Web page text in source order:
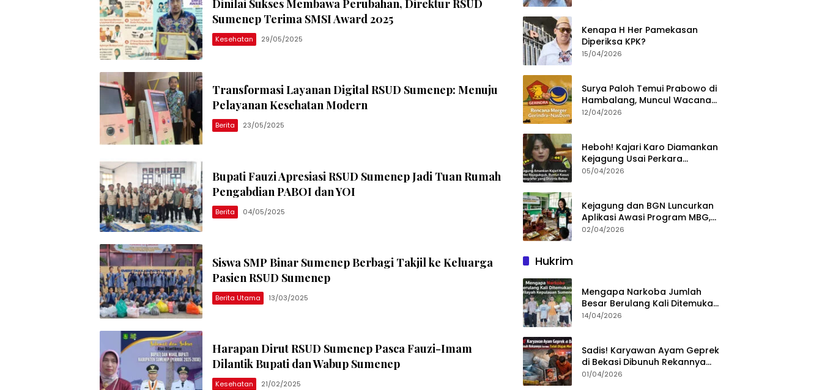
Dinilai Sukses Membawa Perubahan, Direktur RSUD
Sumenep Terima SMSI Award 2025
Kesehatan 29/05/2025
Transformasi Layanan Digital RSUD Sumenep: Menuju
Pelayanan Kesehatan Modern
Berita 23/05/2025
Bupati Fauzi Apresiasi RSUD Sumenep Jadi Tuan Rumah
Pengabdian PABOI dan YOI
Berita 04/05/2025
Siswa SMP Binar Sumenep Berbagi Takjil ke Keluarga
Pasien RSUD Sumenep
Berita Utama 13/03/2025
Harapan Dirut RSUD Sumenep Pasca Fauzi-Imam
Dilantik Bupati dan Wabup Sumenep
Kesehatan 21/02/2025
Kenapa H Her Pamekasan
Diperiksa KPK?
15/04/2026
Surya Paloh Temui Prabowo di
Hambalang, Muncul Wacana
Penggabungan NasDem dan
12/04/2026
Heboh! Kajari Karo Diamankan
Kejagung Usai Perkara
Videografer Divonis Bebas
05/04/2026
Kejagung dan BGN Luncurkan
Aplikasi Awasi Program MBG,
Begini Cara Lapornya
02/04/2026
Hukrim
Mengapa Narkoba Jumlah
Besar Berulang Kali Ditemukan
di Wilayah Kepulauan
14/04/2026
Sadis! Karyawan Ayam Geprek
di Bekasi Dibunuh Rekannya
karena Tolak Diajak Merampok
01/04/2026